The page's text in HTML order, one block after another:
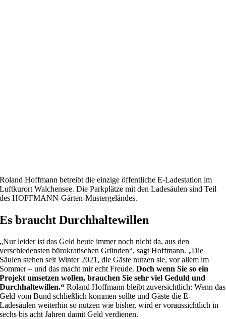
Roland Hoffmann betreibt die einzige öffentliche E-Ladestation im
Luftkurort Walchensee. Die Parkplätze mit den Ladesäulen sind Teil
des HOFFMANN-Gärten-Mustergeländes.
Es braucht Durchhaltewillen
„Nur leider ist das Geld heute immer noch nicht da, aus den
verschiedensten bürokratischen Gründen“, sagt Hoffmann. „Die
Säulen stehen seit Winter 2021, die Gäste nutzen sie, vor allem im
Sommer – und das macht mir echt Freude.Doch wenn Sie so ein
Projekt umsetzen wollen, brauchen Sie sehr viel Geduld und
Durchhaltewillen.“Roland Hoffmann bleibt zuversichtlich: Wenn das
Geld vom Bund schließlich kommen sollte und Gäste die E-
Ladesäulen weiterhin so nutzen wie bisher, wird er voraussichtlich in
sechs bis acht Jahren damit Geld verdienen.